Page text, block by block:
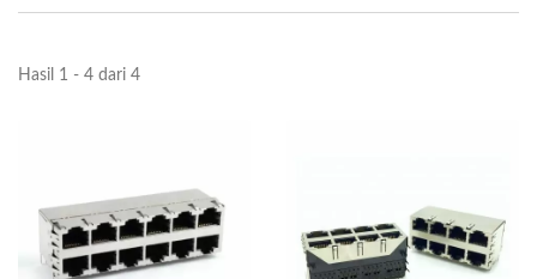
Hasil 1 - 4 dari 4